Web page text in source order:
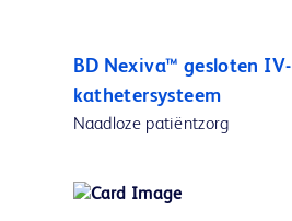
BD Nexiva™ gesloten IV-
kathetersysteem
Naadloze patiëntzorg